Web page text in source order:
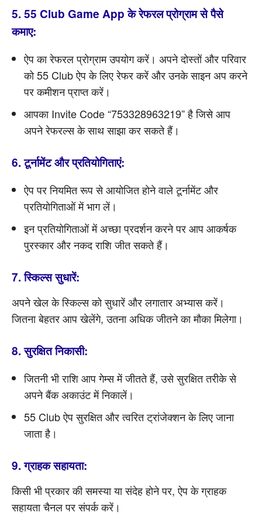
5. 55 Club Game App के रेफरल प्रोग्राम से पैसे
कमाए:
ऐप का रेफरल प्रोग्राम उपयोग करें। अपने दोस्तों और परिवार
को 55 Club ऐप के लिए रेफर करें और उनके साइन अप करने
पर कमीशन प्राप्त करें।
आपका Invite Code “753328963219” है जिसे आप
अपने रेफरल्स के साथ साझा कर सकते हैं।
6. टूर्नामेंट और प्रतियोगिताएं:
ऐप पर नियमित रूप से आयोजित होने वाले टूर्नामेंट और
प्रतियोगिताओं में भाग लें।
इन प्रतियोगिताओं में अच्छा प्रदर्शन करने पर आप आकर्षक
पुरस्कार और नकद राशि जीत सकते हैं।
7. स्किल्स सुधारें:
अपने खेल के स्किल्स को सुधारें और लगातार अभ्यास करें।
जितना बेहतर आप खेलेंगे, उतना अधिक जीतने का मौका मिलेगा।
8. सुरक्षित निकासी:
जितनी भी राशि आप गेम्स में जीतते हैं, उसे सुरक्षित तरीके से
अपने बैंक अकाउंट में निकालें।
55 Club ऐप सुरक्षित और त्वरित ट्रांजेक्शन के लिए जाना
जाता है।
9. ग्राहक सहायता:
किसी भी प्रकार की समस्या या संदेह होने पर, ऐप के ग्राहक
सहायता चैनल पर संपर्क करें।